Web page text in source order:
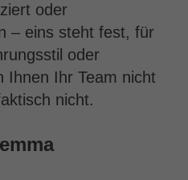
oder
– eins steht fest, für
oder
Ihnen Ihr Team nicht
nicht.